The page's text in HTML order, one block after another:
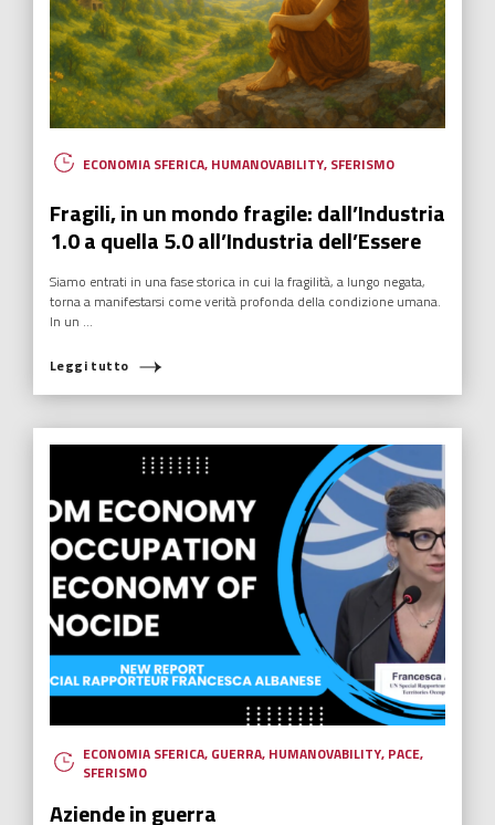
ECONOMIA SFERICA, HUMANOVABILITY, SFERISMO
Fragili, in un mondo fragile: dall’Industria
1.0 a quella 5.0 all’Industria dell’Essere
Siamo entrati in una fase storica in cui la fragilità, a lungo negata,
torna a manifestarsi come verità profonda della condizione umana.
In un ...
Leggi tutto
ECONOMIA SFERICA, GUERRA, HUMANOVABILITY, PACE,
SFERISMO
Aziende in guerra